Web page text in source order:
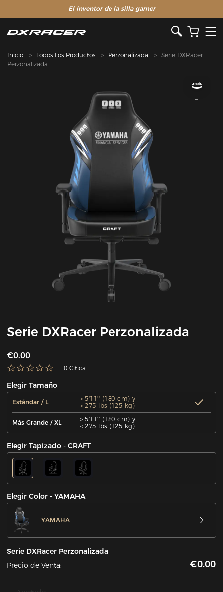
El inventor de la silla gamer
Inicio Todos Los Productos Perzonalizada
Serie DXRacer
Perzonalizada
Serie DXRacer Perzonalizada
€0.00
0 Cítica
Elegir Tamaño
Estándar / L
＜5'11'' (180 cm) y
＜275 lbs (125 kg)
Más Grande / XL
＞5'11'' (180 cm) y
＜275 lbs (125 kg)
Elegir Tapizado - CRAFT
Elegir Color - YAMAHA
YAMAHA
Serie DXRacer Perzonalizada
Precio de Venta:
€0.00